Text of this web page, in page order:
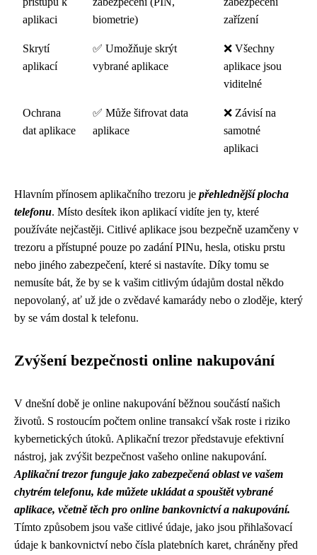
aplikaci
biometrie)
zařízení
Skrytí
aplikací
✅ Umožňuje skrýt
vybrané aplikace
❌ Všechny
aplikace jsou
viditelné
Ochrana
dat aplikace
✅ Může šifrovat data
aplikace
❌ Závisí na
samotné
aplikaci
Hlavním přínosem aplikačního trezoru je přehlednější plocha
telefonu. Místo desítek ikon aplikací vidíte jen ty, které
používáte nejčastěji. Citlivé aplikace jsou bezpečně uzamčeny v
trezoru a přístupné pouze po zadání PINu, hesla, otisku prstu
nebo jiného zabezpečení, které si nastavíte. Díky tomu se
nemusíte bát, že by se k vašim citlivým údajům dostal někdo
nepovolaný, ať už jde o zvědavé kamarády nebo o zloděje, který
by se vám dostal k telefonu.
Zvýšení bezpečnosti online nakupování
V dnešní době je online nakupování běžnou součástí našich
životů. S rostoucím počtem online transakcí však roste i riziko
kybernetických útoků. Aplikační trezor představuje efektivní
nástroj, jak zvýšit bezpečnost vašeho online nakupování.
Aplikační trezor funguje jako zabezpečená oblast ve vašem
chytrém telefonu, kde můžete ukládat a spouštět vybrané
aplikace, včetně těch pro online bankovnictví a nakupování.
Tímto způsobem jsou vaše citlivé údaje, jako jsou přihlašovací
údaje k bankovnictví nebo čísla platebních karet, chráněny před